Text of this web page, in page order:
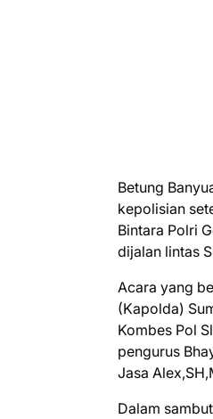
Betung
kepolisian
Bintara Polri
dijalan lintas
Acara yang
(Kapolda)
Kombes Pol
pengurus
Jasa
Dalam